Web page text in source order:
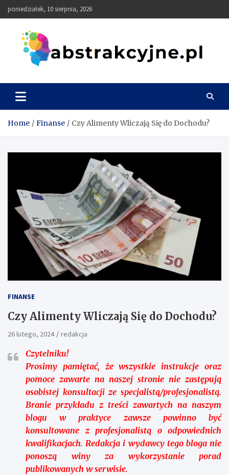
to
poniedziałek, 10 sierpnia, 2026
Abstrakcyjne
Home Finanse Czy Alimenty Wliczają Się do Dochodu?
FINANSE
Czy Alimenty Wliczają Się do Dochodu?
26 lutego, 2024 redakcja
Czytelniku!
Prosimy pamiętać, że wszystkie instrukcje oraz
pomoce zawarte na naszej stronie nie zastępują
osobistej konsultacji ze specjalistą/profesjonalistą.
Branie przykładu z treści zawartych na naszym
blogu w praktyce zawsze powinno być
konsultowane z profesjonalistą o odpowiednich
kwalifikacjach. Redakcja i wydawcy tego bloga nie
ponoszą winy za wykorzystanie porad
publikowanych w serwisie.